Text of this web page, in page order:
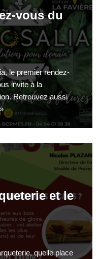
vous du
le premier rendez-
invite à la
Retrouvez aussi
et le
quelle place